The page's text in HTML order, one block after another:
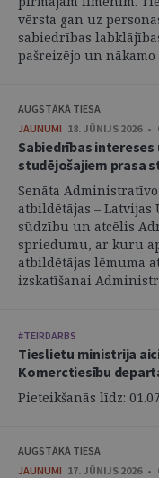
vērsta gan uz
sabiedrības
pašreizējo un
AUGSTĀKĀ TIESA
JAUNUMI 18. JŪNIJS 2026 •
Sabiedrības
studējošajiem prasa
Senāta
atbildētājas – Latvijas
sūdzību un atcēlis
spriedumu, ar kuru
atbildētājas lēmuma
izskatīšanai
#TEIRDARBS
Tieslietu ministrija
Komerctiesību
Pieteikšanās līdz:
AUGSTĀKĀ TIESA
JAUNUMI 17. JŪNIJS 2026 •